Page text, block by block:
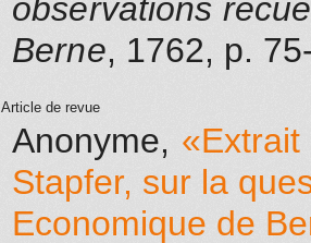
observations
Berne, 1762, p.
Article de revue
Anonyme, «Extrait
Stapfer, sur la
Economique de